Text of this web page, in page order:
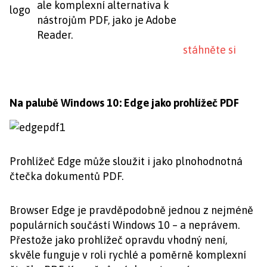
ale komplexní alternativa k
nástrojům PDF, jako je Adobe
Reader.
stáhněte si
Na palubě Windows 10: Edge jako prohlížeč PDF
Prohlížeč Edge může sloužit i jako plnohodnotná
čtečka dokumentů PDF.
Browser Edge je pravděpodobně jednou z nejméně
populárních součástí Windows 10 – a neprávem.
Přestože jako prohlížeč opravdu vhodný není,
skvěle funguje v roli rychlé a poměrně komplexní